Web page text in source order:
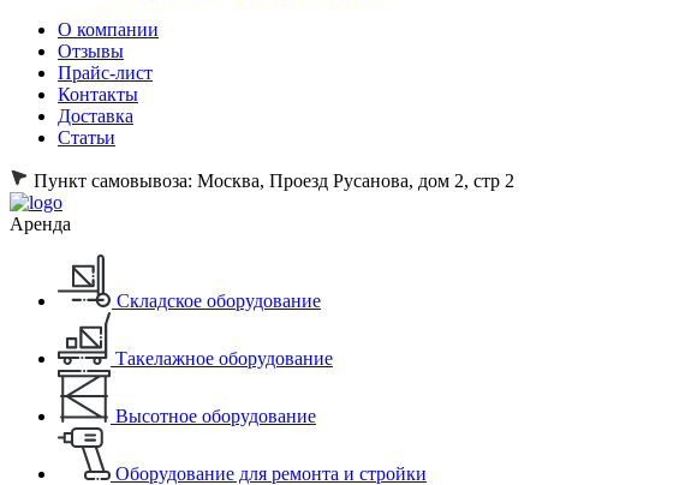
О компании
Отзывы
Прайс-лист
Контакты
Доставка
Статьи
Пункт самовывоза: Москва, Проезд Русанова, дом 2, стр 2
Аренда
Складское оборудование
Такелажное оборудование
Высотное оборудование
Оборудование для ремонта и стройки